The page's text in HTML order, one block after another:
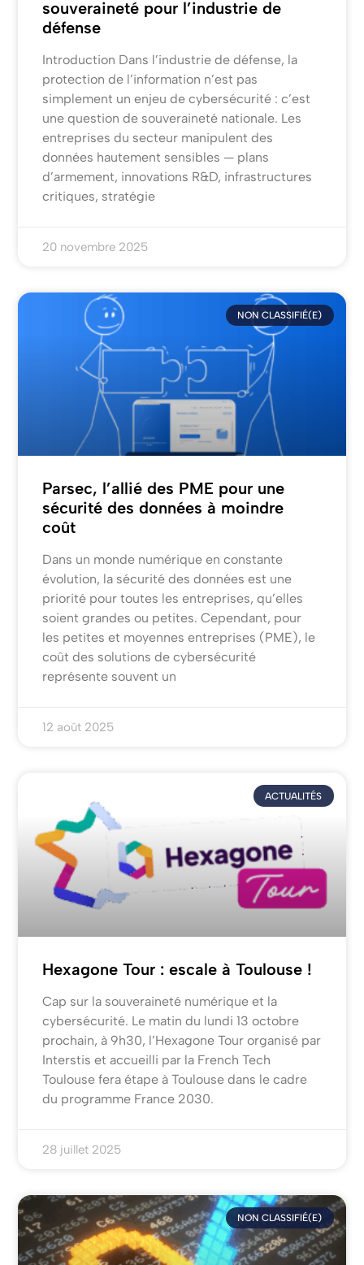
souveraineté pour l’industrie de
défense
Introduction Dans l’industrie de défense, la
protection de l’information n’est pas
simplement un enjeu de cybersécurité : c’est
une question de souveraineté nationale. Les
entreprises du secteur manipulent des
données hautement sensibles — plans
d’armement, innovations R&D, infrastructures
critiques, stratégie
20 novembre 2025
NON CLASSIFIÉ(E)
Parsec, l’allié des PME pour une
sécurité des données à moindre
coût
Dans un monde numérique en constante
évolution, la sécurité des données est une
priorité pour toutes les entreprises, qu’elles
soient grandes ou petites. Cependant, pour
les petites et moyennes entreprises (PME), le
coût des solutions de cybersécurité
représente souvent un
12 août 2025
ACTUALITÉS
Hexagone Tour : escale à Toulouse !
Cap sur la souveraineté numérique et la
cybersécurité. Le matin du lundi 13 octobre
prochain, à 9h30, l’Hexagone Tour organisé par
Interstis et accueilli par la French Tech
Toulouse fera étape à Toulouse dans le cadre
du programme France 2030.
28 juillet 2025
NON CLASSIFIÉ(E)